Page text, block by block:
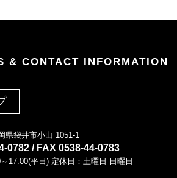
& CONTACT INFORMATION
県袋井市小山 1051-1
0782 / FAX 0538-44-0783
17:00(平日) 定休日：土曜日 日曜日